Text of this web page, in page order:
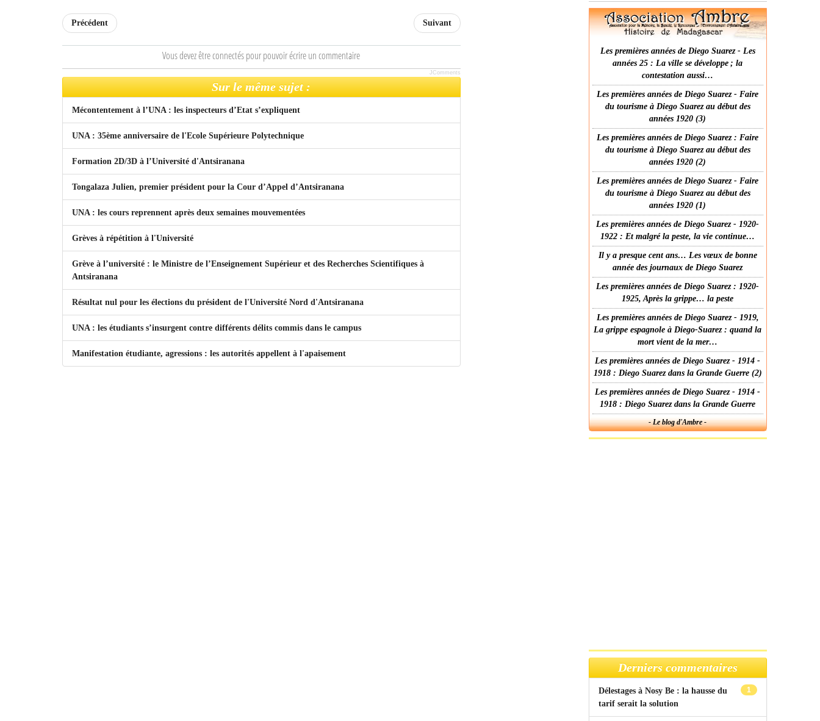
Précédent Suivant
Vous devez être connectés pour pouvoir écrire un commentaire
JComments
Sur le même sujet :
Mécontentement à l’UNA : les inspecteurs d’Etat s’expliquent
UNA : 35ème anniversaire de l'Ecole Supérieure Polytechnique
Formation 2D/3D à l’Université d'Antsiranana
Tongalaza Julien, premier président pour la Cour d’Appel d’Antsiranana
UNA : les cours reprennent après deux semaines mouvementées
Grèves à répétition à l'Université
Grève à l’université : le Ministre de l’Enseignement Supérieur et des Recherches Scientifiques à
Antsiranana
Résultat nul pour les élections du président de l'Université Nord d'Antsiranana
UNA : les étudiants s’insurgent contre différents délits commis dans le campus
Manifestation étudiante, agressions : les autorités appellent à l'apaisement
Les premières années de Diego Suarez - Les
années 25 : La ville se développe ; la
contestation aussi…
Les premières années de Diego Suarez - Faire
du tourisme à Diego Suarez au début des
années 1920 (3)
Les premières années de Diego Suarez : Faire
du tourisme à Diego Suarez au début des
années 1920 (2)
Les premières années de Diego Suarez - Faire
du tourisme à Diego Suarez au début des
années 1920 (1)
Les premières années de Diego Suarez - 1920-
1922 : Et malgré la peste, la vie continue…
Il y a presque cent ans… Les vœux de bonne
année des journaux de Diego Suarez
Les premières années de Diego Suarez : 1920-
1925, Après la grippe… la peste
Les premières années de Diego Suarez - 1919,
La grippe espagnole à Diego-Suarez : quand la
mort vient de la mer…
Les premières années de Diego Suarez - 1914 -
1918 : Diego Suarez dans la Grande Guerre (2)
Les premières années de Diego Suarez - 1914 -
1918 : Diego Suarez dans la Grande Guerre
- Le blog d'Ambre -
Derniers commentaires
1
Délestages à Nosy Be : la hausse du
tarif serait la solution